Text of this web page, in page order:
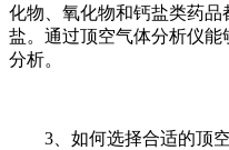
化物、氧化物和钙盐类药
盐。通过顶空气体分析仪
分析。
3、如何选择合适的顶空